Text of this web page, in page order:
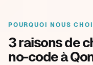
POURQUOI NOUS
3 raisons de
no-code à